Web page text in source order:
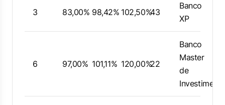
3 83,00% 98,42% 102,50%43
Banco
XP
6 97,00% 101,11% 120,00%22
Banco
Master
de